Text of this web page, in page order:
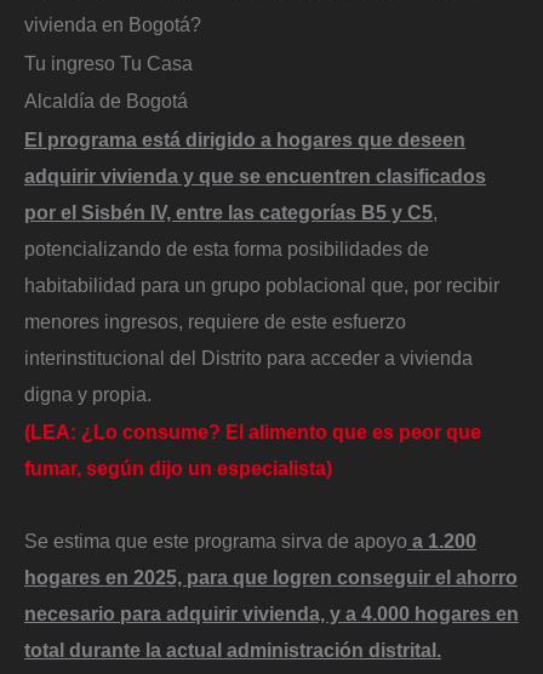
vivienda en Bogotá?
Tu ingreso Tu Casa
Alcaldía de Bogotá
El programa está dirigido a hogares que deseen
adquirir vivienda y que se encuentren clasificados
por el Sisbén IV, entre las categorías B5 y C5,
potencializando de esta forma posibilidades de
habitabilidad para un grupo poblacional que, por recibir
menores ingresos, requiere de este esfuerzo
interinstitucional del Distrito para acceder a vivienda
digna y propia.
(LEA: ¿Lo consume? El alimento que es peor que
fumar, según dijo un especialista)
Se estima que este programa sirva de apoyo a 1.200
hogares en 2025, para que logren conseguir el ahorro
necesario para adquirir vivienda, y a 4.000 hogares en
total durante la actual administración distrital.